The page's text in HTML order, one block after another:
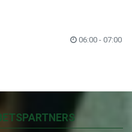
06:00 - 07:00